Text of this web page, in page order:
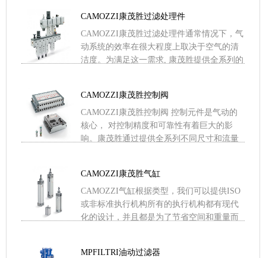
CAMOZZI康茂胜过滤处理件
CAMOZZI康茂胜过滤处理件通常情况下，气
动系统的效率在很大程度上取决于空气的清
洁度。为满足这一需求, 康茂胜提供全系列的
CAMOZZI康茂胜控制阀
CAMOZZI康茂胜控制阀 控制元件是气动的
核心， 对控制精度和可靠性有着巨大的影
响。康茂胜通过提供全系列不同尺寸和流量
CAMOZZI康茂胜气缸
CAMOZZI气缸根据类型，我们可以提供ISO
或非标准执行机构所有的执行机构都有现代
化的设计，并且都是为了节省空间和重量而
MPFILTRI油动过滤器